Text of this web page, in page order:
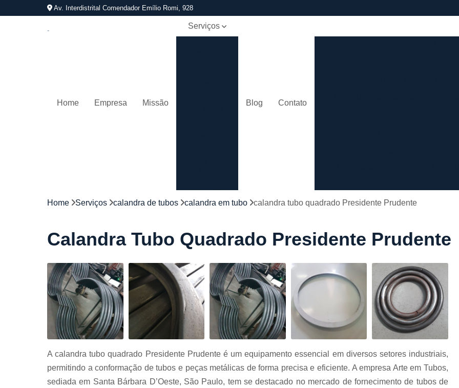
Av. Interdistrital Comendador Emílio Romi, 928
Home Empresa Missão
Serviços
Cortes a
Cortes de
chapa
Curvamento
de tubo
Dobra de
chapas
tubo
Empresas de
corte
Blog Contato
Calandragem Tubo em
Conformação com Tubo Tipo
Conformação em
Conformação para
Conformação Tubo de Metal
Corrimão Aço Tipo
Corrimão de
Corrimão de Aço Galvanizado
Corrimão em
Home Serviços calandra de tubos calandra em tubo calandra tubo quadrado Presidente Prudente
Calandra Tubo Quadrado Presidente Prudente
A calandra tubo quadrado Presidente Prudente é um equipamento essencial em diversos setores industriais,
permitindo a conformação de tubos e peças metálicas de forma precisa e eficiente. A empresa Arte em Tubos,
sediada em Santa Bárbara D’Oeste, São Paulo, tem se destacado no mercado de fornecimento de tubos de